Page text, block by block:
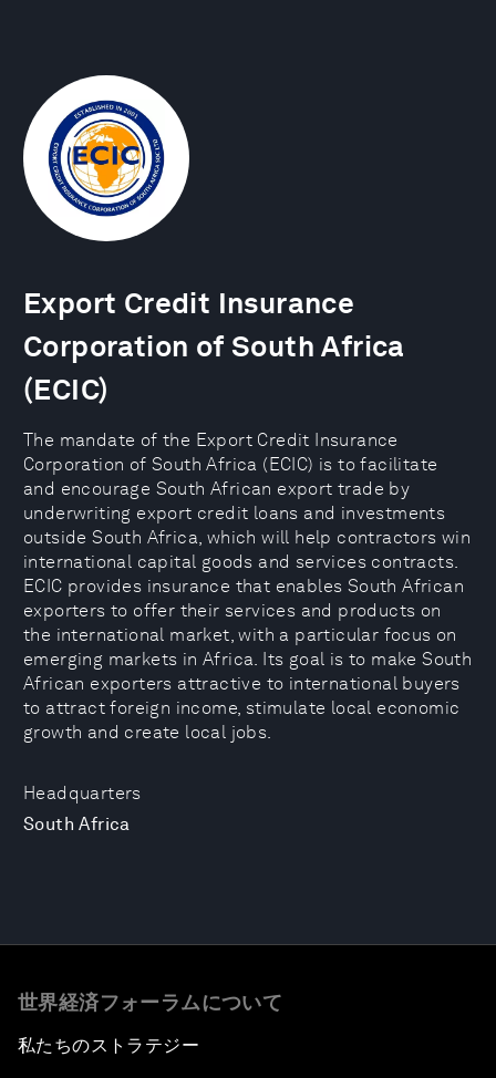
Headquarters
South Africa
Export Credit Insurance
Corporation of South Africa
(ECIC)
The mandate of the Export Credit Insurance
Corporation of South Africa (ECIC) is to facilitate
and encourage South African export trade by
underwriting export credit loans and investments
outside South Africa, which will help contractors win
international capital goods and services contracts.
ECIC provides insurance that enables South African
exporters to offer their services and products on
the international market, with a particular focus on
emerging markets in Africa. Its goal is to make South
African exporters attractive to international buyers
to attract foreign income, stimulate local economic
growth and create local jobs.
世界経済フォーラムについて
私たちのストラテジー